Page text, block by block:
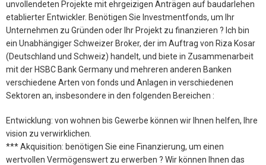
unvollendeten Projekte mit ehrgeizigen Anträgen auf baudarlehen
etablierter Entwickler. Benötigen Sie Investmentfonds, um Ihr
Unternehmen zu Gründen oder Ihr Projekt zu finanzieren ? Ich bin
ein Unabhängiger Schweizer Broker, der im Auftrag von Riza Kosar
(Deutschland und Schweiz) handelt, und biete in Zusammenarbeit
mit der HSBC Bank Germany und mehreren anderen Banken
verschiedene Arten von fonds und Anlagen in verschiedenen
Sektoren an, insbesondere in den folgenden Bereichen :
Entwicklung: von wohnen bis Gewerbe können wir Ihnen helfen, Ihre
vision zu verwirklichen.
*** Akquisition: benötigen Sie eine Finanzierung, um einen
wertvollen Vermögenswert zu erwerben ? Wir können Ihnen das